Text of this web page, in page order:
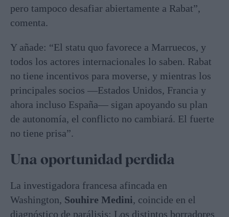
pero tampoco desafiar abiertamente a Rabat”,
comenta.
Y añade: “El statu quo favorece a Marruecos, y
todos los actores internacionales lo saben. Rabat
no tiene incentivos para moverse, y mientras los
principales socios —Estados Unidos, Francia y
ahora incluso España— sigan apoyando su plan
de autonomía, el conflicto no cambiará. El fuerte
no tiene prisa”.
Una oportunidad perdida
La investigadora francesa afincada en
Washington, Souhire Medini, coincide en el
diagnóstico de parálisis: Los distintos borradores